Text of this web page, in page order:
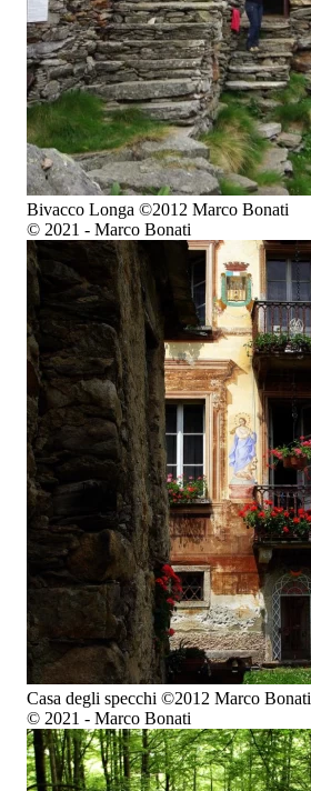
Bivacco Longa ©2012 Marco Bonati
© 2021 - Marco Bonati
Casa degli specchi ©2012 Marco Bonati
© 2021 - Marco Bonati